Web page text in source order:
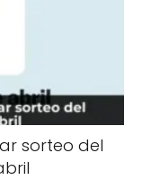
sorteo del